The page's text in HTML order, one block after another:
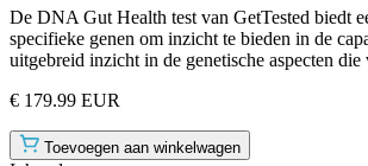
De DNA Gut Health test van GetTested biedt
specifieke genen om inzicht te bieden in de
uitgebreid inzicht in de genetische aspecten
€ 179.99 EUR
Toevoegen aan winkelwagen